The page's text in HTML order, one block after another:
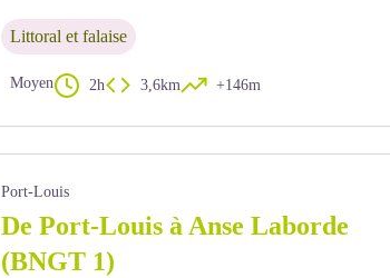
Littoral et falaise
Moyen 2h 3,6km +146m
Port-Louis
De Port-Louis à Anse Laborde
(BNGT 1)